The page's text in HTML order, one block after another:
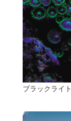
ブラックライ